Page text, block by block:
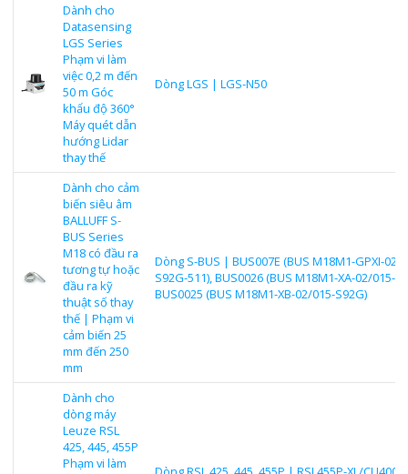
Dành cho
Datasensing
LGS Series
Phạm vi làm
việc 0,2 m đến
50 m Góc
khẩu độ 360°
Máy quét dẫn
hướng Lidar
thay thế
Dòng LGS | LGS-N50
Dành cho cảm
biến siêu âm
BALLUFF S-
BUS Series
M18 có đầu ra
tương tự hoặc
đầu ra kỹ
thuật số thay
thế | Phạm vi
cảm biến 25
mm đến 250
mm
Dòng S-BUS | BUS007E (BUS M18M1-GPXI-02/
S92G-511), BUS0026 (BUS M18M1-XA-02/015-
BUS0025 (BUS M18M1-XB-02/015-S92G)
Dành cho
dòng máy
Leuze RSL
425, 445, 455P
Phạm vi làm